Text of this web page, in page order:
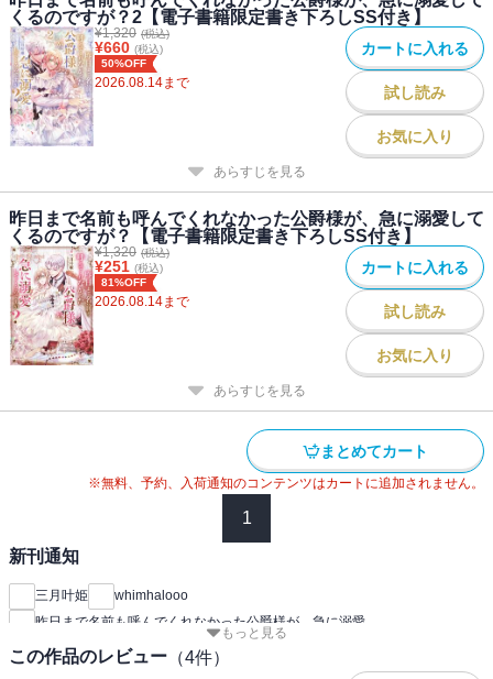
くるのか・・・・・・
ドキドキじわじわ楽しみながらいろんなシーンを描かせていただき
ました！
深い深い愛の物語をお楽しみいただけますと幸いです。
くるのですが？2【電子書籍限定書き下ろしSS付き】
¥1,320 (税込)
¥660 (税込)
50%OFF
2026.08.14まで
カートに入れる
試し読み
お気に入り
あらすじを見る
昨日まで名前も呼んでくれなかった公爵様が、急に溺愛して
くるのですが？【電子書籍限定書き下ろしSS付き】
¥1,320 (税込)
¥251 (税込)
81%OFF
2026.08.14まで
カートに入れる
試し読み
お気に入り
あらすじを見る
まとめてカート
※無料、予約、入荷通知のコンテンツはカートに追加されません。
1
新刊通知
三月叶姫
whimhalooo
昨日まで名前も呼んでくれなかった公爵様が、急に溺愛
もっと見る
この作品のレビュー （4件）